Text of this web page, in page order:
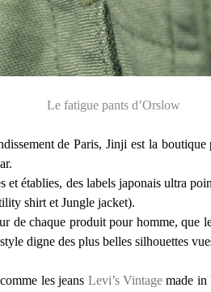
Le fatigue pants d’Orslow
de Paris, Jinji est la
établies, des labels japonais ultra
shirt et Jungle jacket).
de chaque produit pour homme, que
digne des plus belles silhouettes
les jeans Levi’s Vintage made in